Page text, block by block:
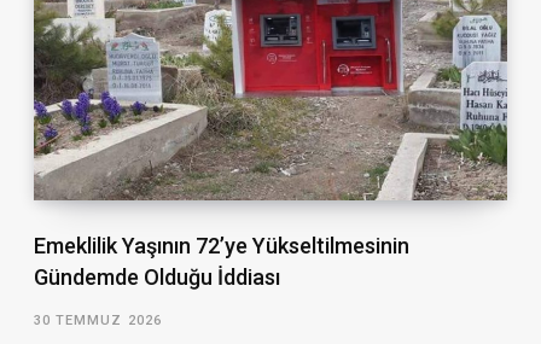
Emeklilik Yaşının 72’ye Yükseltilmesinin
Gündemde Olduğu İddiası
30 TEMMUZ 2026